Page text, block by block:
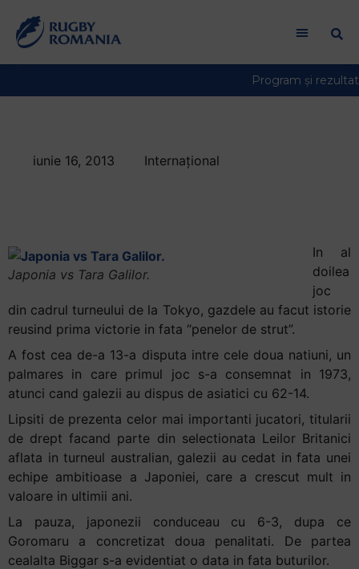
iunie 16, 2013 Internațional
Japonia vs Tara Galilor.
In al
doilea
joc
din cadrul turneului de la Tokyo, gazdele au facut istorie
reusind prima victorie in fata “penelor de strut”.
A fost cea de-a 13-a disputa intre cele doua natiuni, un
palmares in care primul joc s-a consemnat in 1973,
atunci cand galezii au dispus de asiatici cu 62-14.
Lipsiti de prezenta celor mai importanti jucatori, titularii
de drept facand parte din selectionata Leilor Britanici
aflata in turneul australian, galezii au cedat in fata unei
echipe ambitioase a Japoniei, care a crescut mult in
valoare in ultimii ani.
La pauza, japonezii conduceau cu 6-3, dupa ce
Goromaru a concretizat doua penalitati. De partea
cealalta Biggar s-a evidentiat o data in fata buturilor.